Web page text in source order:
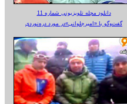
دانلود مجله تلویزیونی شماره 11
گفت‌وگو با «امیرجلوانی»در مورد دره‌نوردی